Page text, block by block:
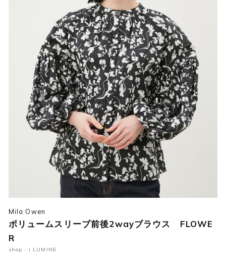
Mila Owen
ボリュームスリーブ前後2wayブラウス FLOWE
R
shop : i LUMINE